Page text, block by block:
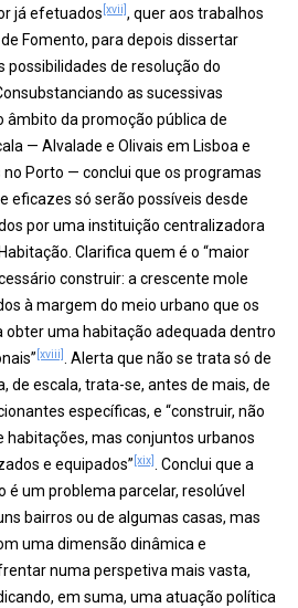
já efetuados [xvii], quer aos trabalhos
Fomento, para depois dissertar
possibilidades de resolução do
as sucessivas
âmbito da promoção pública de
— Alvalade e Olivais em Lisboa e
Porto — conclui que os programas
eficazes só serão possíveis desde
por uma instituição centralizadora
Clarifica quem é o “maior
construir: a crescente mole
à margem do meio urbano que os
obter uma habitação adequada dentro
[xviii]
. Alerta que não se trata só de
de escala, trata-se, antes de mais, de
específicas, e “construir, não
habitações, mas conjuntos urbanos
e equipados” [xix]
. Conclui que a
é um problema parcelar, resolúvel
bairros ou de algumas casas, mas
uma dimensão dinâmica e
numa perspetiva mais vasta,
em suma, uma atuação política